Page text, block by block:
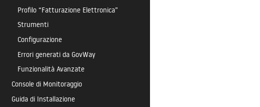
Profilo “Fatturazione Elettronica”
Strumenti
Configurazione
Errori generati da GovWay
Funzionalità Avanzate
Console di Monitoraggio
Guida di Installazione